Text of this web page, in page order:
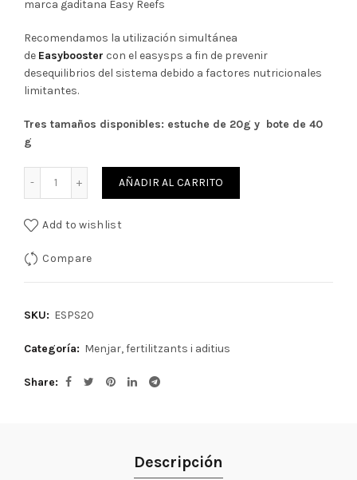
era:
13,86€.
es:
12,47€.
marca gaditana Easy Reefs
Recomendamos la utilización simultánea
de Easybooster con el easysps a fin de prevenir
desequilibrios del sistema debido a factores nutricionales
limitantes.
Tres tamaños disponibles: estuche de 20g y bote de 40
g
AÑADIR AL CARRITO
Add to wishlist
Compare
SKU: ESPS20
Categoría: Menjar, fertilitzants i aditius
Share
Descripción